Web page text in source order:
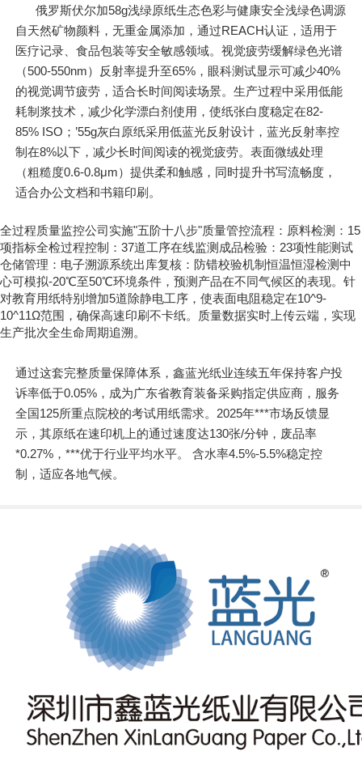
俄罗斯伏尔加58g浅绿原纸生态色彩与健康安全浅绿色调源
自天然矿物颜料，无重金属添加，通过REACH认证，适用于
医疗记录、食品包装等安全敏感领域。视觉疲劳缓解绿色光谱
（500-550nm）反射率提升至65%，眼科测试显示可减少40%
的视觉调节疲劳，适合长时间阅读场景。生产过程中采用低能
耗制浆技术，减少化学漂白剂使用，使纸张白度稳定在82-
85% ISO；’55g灰白原纸采用低蓝光反射设计，蓝光反射率控
制在8%以下，减少长时间阅读的视觉疲劳。表面微绒处理
（粗糙度0.6-0.8μm）提供柔和触感，同时提升书写流畅度，
适合办公文档和书籍印刷。
全过程质量监控公司实施"五阶十八步"质量管控流程：原料检测：15
项指标全检过程控制：37道工序在线监测成品检验：23项性能测试
仓储管理：电子溯源系统出库复核：防错校验机制恒温恒湿检测中
心可模拟-20℃至50℃环境条件，预测产品在不同气候区的表现。针
对教育用纸特别增加5道除静电工序，使表面电阻稳定在10^9-
10^11Ω范围，确保高速印刷不卡纸。质量数据实时上传云端，实现
生产批次全生命周期追溯。
通过这套完整质量保障体系，鑫蓝光纸业连续五年保持客户投
诉率低于0.05%，成为广东省教育装备采购指定供应商，服务
全国125所重点院校的考试用纸需求。2025年***市场反馈显
示，其原纸在速印机上的通过速度达130张/分钟，废品率
*0.27%，***优于行业平均水平。 含水率4.5%-5.5%稳定控
制，适应各地气候。